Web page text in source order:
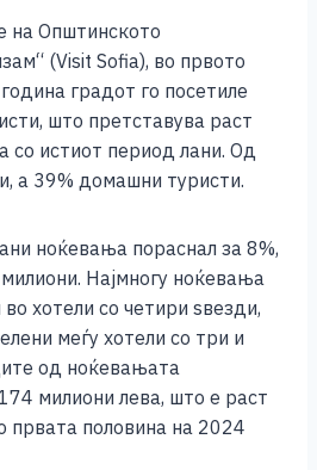
на Општинското
(Visit Sofia), во првото
градот го посетиле
што претставува раст
со истиот период лани. Од
а 39% домашни туристи.
ноќевања пораснал за 8%,
Најмногу ноќевања
хотели со четири ѕвезди,
меѓу хотели со три и
од ноќевањата
милиони лева, што е раст
првата половина на 2024